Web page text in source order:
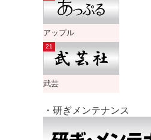
アップル
武芸
・研ぎメンテナンス